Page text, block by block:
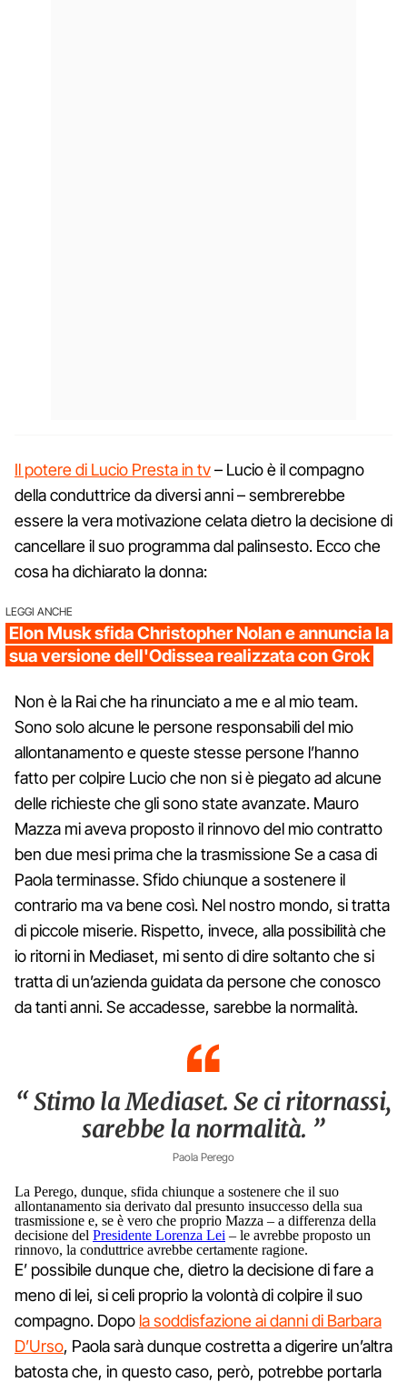
Il potere di Lucio Presta in tv– Lucio è il compagno
della conduttrice da diversi anni – sembrerebbe
essere la vera motivazione celata dietro la decisione di
cancellare il suo programma dal palinsesto. Ecco che
cosa ha dichiarato la donna:
LEGGI ANCHE
Elon Musk sfida Christopher Nolan e annuncia la
sua versione dell'Odissea realizzata con Grok
Non è la Rai che ha rinunciato a me e al mio team.
Sono solo alcune le persone responsabili del mio
allontanamento e queste stesse persone l’hanno
fatto per colpire Lucio che non si è piegato ad alcune
delle richieste che gli sono state avanzate. Mauro
Mazza mi aveva proposto il rinnovo del mio contratto
ben due mesi prima che la trasmissione Se a casa di
Paola terminasse. Sfido chiunque a sostenere il
contrario ma va bene così. Nel nostro mondo, si tratta
di piccole miserie. Rispetto, invece, alla possibilità che
io ritorni in Mediaset, mi sento di dire soltanto che si
tratta di un’azienda guidata da persone che conosco
da tanti anni. Se accadesse, sarebbe la normalità.
“ Stimo la Mediaset. Se ci ritornassi,
sarebbe la normalità. ”
Paola Perego
La Perego, dunque, sfida chiunque a sostenere che il suo
allontanamento sia derivato dal presunto insuccesso della sua
trasmissione e, se è vero che proprio Mazza – a differenza della
decisione del Presidente Lorenza Lei – le avrebbe proposto un
rinnovo, la conduttrice avrebbe certamente ragione.
E’ possibile dunque che, dietro la decisione di fare a
meno di lei, si celi proprio la volontà di colpire il suo
compagno. Dopo la soddisfazione ai danni di Barbara
D’Urso, Paola sarà dunque costretta a digerire un’altra
batosta che, in questo caso, però, potrebbe portarla